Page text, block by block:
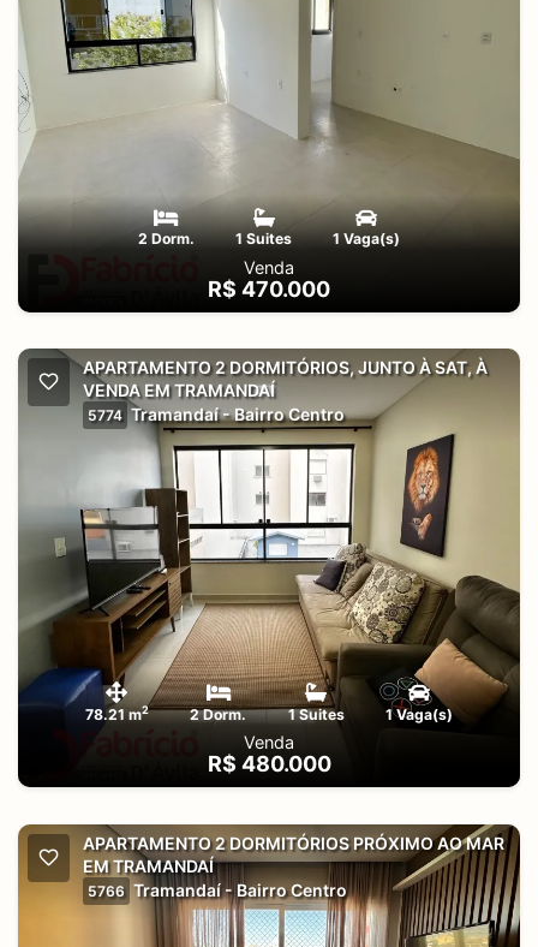
2 Dorm. 1 Suites 1 Vaga(s)
Venda
R$ 470.000
APARTAMENTO 2 DORMITÓRIOS, JUNTO À SAT, À
VENDA EM TRAMANDAÍ
5774 Tramandaí - Bairro Centro
78.21 m2 2 Dorm. 1 Suites 1 Vaga(s)
Venda
R$ 480.000
APARTAMENTO 2 DORMITÓRIOS PRÓXIMO AO MAR
EM TRAMANDAÍ
5766 Tramandaí - Bairro Centro